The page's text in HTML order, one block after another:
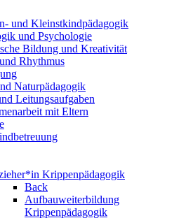
und Kleinstkindpädagogik
und Psychologie
Bildung und Kreativität
Rhythmus
Naturpädagogik
Leitungsaufgaben
mit Eltern
Krippenpädagogik
Back
Aufbauweiterbildung
Krippenpädagogik